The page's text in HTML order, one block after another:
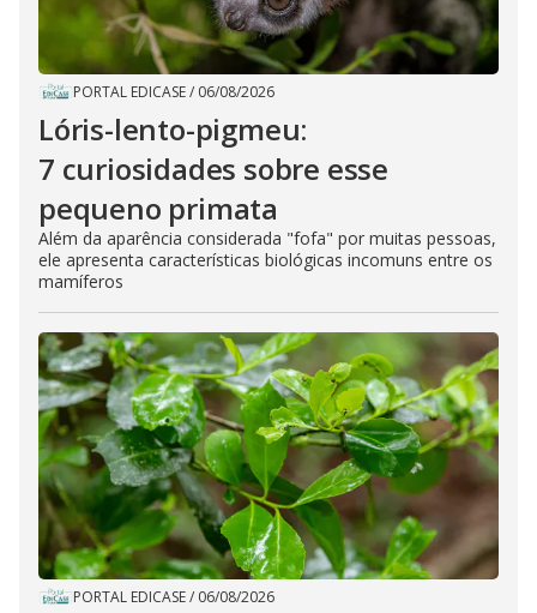
PORTAL EDICASE/ 06/08/2026
Lóris-lento-pigmeu:
7 curiosidades sobre esse
pequeno primata
Além da aparência considerada "fofa" por muitas pessoas,
ele apresenta características biológicas incomuns entre os
mamíferos
PORTAL EDICASE/ 06/08/2026